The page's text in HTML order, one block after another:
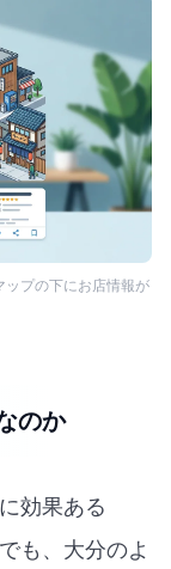
ップの下にお店情報が
のか
効果ある
も、大分のよ